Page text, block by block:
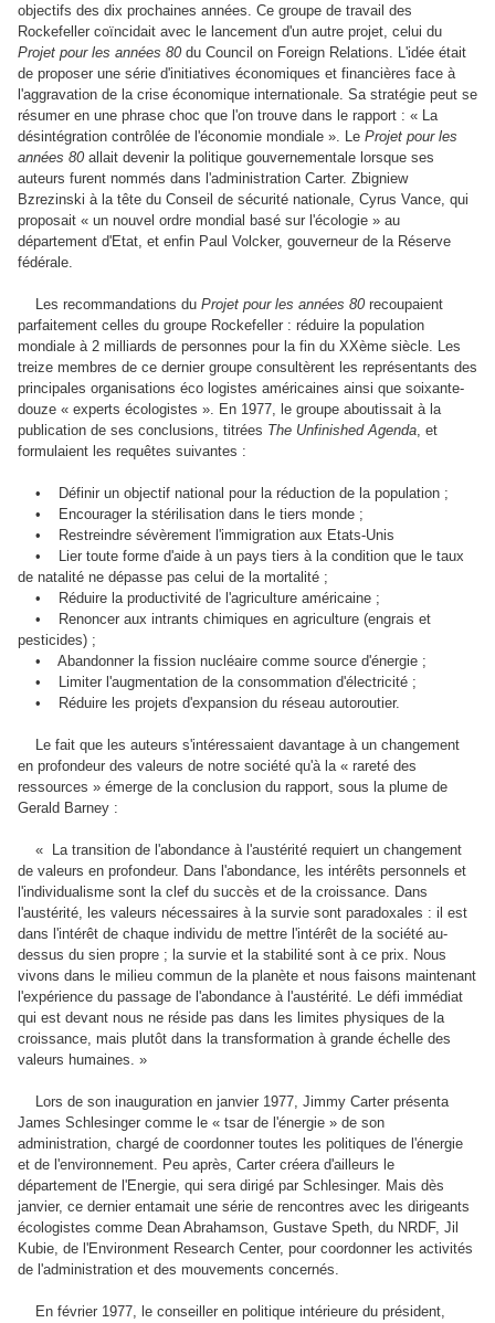
objectifs des dix prochaines années. Ce groupe de travail des
Rockefeller coïncidait avec le lancement d'un autre projet, celui du
Projet pour les années 80 du Council on Foreign Relations. L'idée était
de proposer une série d'initiatives économiques et financières face à
l'aggravation de la crise économique internationale. Sa stratégie peut se
résumer en une phrase choc que l'on trouve dans le rapport : « La
désintégration contrôlée de l'économie mondiale ». Le Projet pour les
années 80 allait devenir la politique gouvernementale lorsque ses
auteurs furent nommés dans l'administration Carter. Zbigniew
Bzrezinski à la tête du Conseil de sécurité nationale, Cyrus Vance, qui
proposait « un nouvel ordre mondial basé sur l'écologie » au
département d'Etat, et enfin Paul Volcker, gouverneur de la Réserve
fédérale.
Les recommandations du Projet pour les années 80 recoupaient
parfaitement celles du groupe Rockefeller : réduire la population
mondiale à 2 milliards de personnes pour la fin du XXème siècle. Les
treize membres de ce dernier groupe consultèrent les représentants des
principales organisations éco logistes américaines ainsi que soixante-
douze « experts écologistes ». En 1977, le groupe aboutissait à la
publication de ses conclusions, titrées The Unfinished Agenda, et
formulaient les requêtes suivantes :
• Définir un objectif national pour la réduction de la population ;
• Encourager la stérilisation dans le tiers monde ;
• Restreindre sévèrement l'immigration aux Etats-Unis
• Lier toute forme d'aide à un pays tiers à la condition que le taux
de natalité ne dépasse pas celui de la mortalité ;
• Réduire la productivité de l'agriculture américaine ;
• Renoncer aux intrants chimiques en agriculture (engrais et
pesticides) ;
• Abandonner la fission nucléaire comme source d'énergie ;
• Limiter l'augmentation de la consommation d'électricité ;
• Réduire les projets d'expansion du réseau autoroutier.
Le fait que les auteurs s'intéressaient davantage à un changement
en profondeur des valeurs de notre société qu'à la « rareté des
ressources » émerge de la conclusion du rapport, sous la plume de
Gerald Barney :
« La transition de l'abondance à l'austérité requiert un changement
de valeurs en profondeur. Dans l'abondance, les intérêts personnels et
l'individualisme sont la clef du succès et de la croissance. Dans
l'austérité, les valeurs nécessaires à la survie sont paradoxales : il est
dans l'intérêt de chaque individu de mettre l'intérêt de la société au-
dessus du sien propre ; la survie et la stabilité sont à ce prix. Nous
vivons dans le milieu commun de la planète et nous faisons maintenant
l'expérience du passage de l'abondance à l'austérité. Le défi immédiat
qui est devant nous ne réside pas dans les limites physiques de la
croissance, mais plutôt dans la transformation à grande échelle des
valeurs humaines. »
Lors de son inauguration en janvier 1977, Jimmy Carter présenta
James Schlesinger comme le « tsar de l'énergie » de son
administration, chargé de coordonner toutes les politiques de l'énergie
et de l'environnement. Peu après, Carter créera d'ailleurs le
département de l'Energie, qui sera dirigé par Schlesinger. Mais dès
janvier, ce dernier entamait une série de rencontres avec les dirigeants
écologistes comme Dean Abrahamson, Gustave Speth, du NRDF, Jil
Kubie, de l'Environment Research Center, pour coordonner les activités
de l'administration et des mouvements concernés.
En février 1977, le conseiller en politique intérieure du président,